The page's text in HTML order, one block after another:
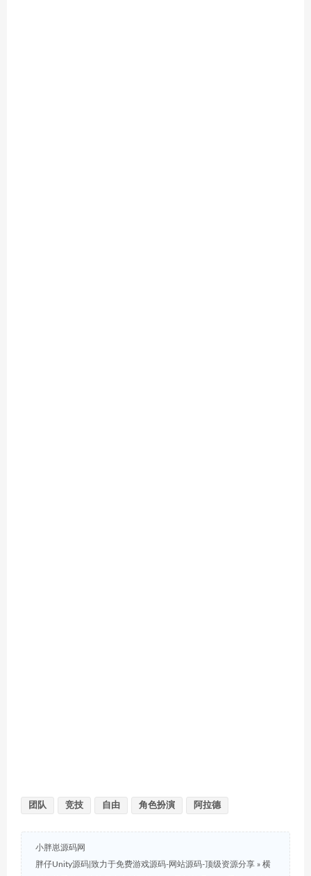
团队 竞技 自由 角色扮演 阿拉德
小胖崽源码网
胖仔Unity源码|致力于免费游戏源码-网站源码-顶级资源分享 » 横